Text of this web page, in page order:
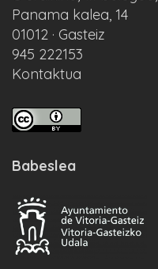
Panama kalea, 14
01012 · Gasteiz
945 222153
Kontaktua
Babeslea